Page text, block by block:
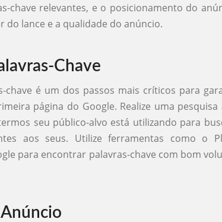
chave relevantes, e o posicionamento do
do lance e a qualidade do anúncio.
Chave
chave é um dos passos mais críticos para
página do Google. Realize uma
seu público-alvo está utilizando para
aos seus. Utilize ferramentas como o
para encontrar palavras-chave com bom